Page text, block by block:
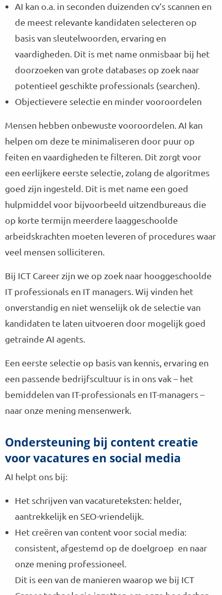
AI kan o.a. in seconden duizenden cv’s scannen en
de meest relevante kandidaten selecteren op
basis van sleutelwoorden, ervaring en
vaardigheden. Dit is met name onmisbaar bij het
doorzoeken van grote databases op zoek naar
potentieel geschikte professionals (searchen).
Objectievere selectie en minder vooroordelen
Mensen hebben onbewuste vooroordelen. AI kan
helpen om deze te minimaliseren door puur op
feiten en vaardigheden te filteren. Dit zorgt voor
een eerlijkere eerste selectie, zolang de algoritmes
goed zijn ingesteld. Dit is met name een goed
hulpmiddel voor bijvoorbeeld uitzendbureaus die
op korte termijn meerdere laaggeschoolde
arbeidskrachten moeten leveren of procedures waar
veel mensen solliciteren.
Bij ICT Career zijn we op zoek naar hooggeschoolde
IT professionals en IT managers. Wij vinden het
onverstandig en niet wenselijk ok de selectie van
kandidaten te laten uitvoeren door mogelijk goed
getrainde AI agents.
Een eerste selectie op basis van kennis, ervaring en
een passende bedrijfscultuur is in ons vak – het
bemiddelen van IT-professionals en IT-managers –
naar onze mening mensenwerk.
Ondersteuning bij content creatie
voor vacatures en social media
AI helpt ons bij:
Het schrijven van vacatureteksten: helder,
aantrekkelijk en SEO-vriendelijk.
Het creëren van content voor social media:
consistent, afgestemd op de doelgroep en naar
onze mening professioneel.
Dit is een van de manieren waarop we bij ICT